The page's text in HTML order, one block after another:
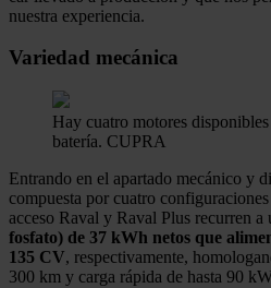
nuestra experiencia.
Variedad mecánica
Hay cuatro motores
batería. CUPRA
Entrando en el apartado mecánico y
compuesta por cuatro
acceso Raval y Raval Plus recurren a
fosfato) de 37 kWh netos que
135 CV, respectivamente,
300 km y carga rápida de hasta 90